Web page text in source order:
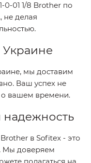
0-01 1/8 Brother по
, не делая
Украине
мы доставим
Ваш успех не
вашем времени.
надежность
Brother в Sofitex - это
Мы доверяем